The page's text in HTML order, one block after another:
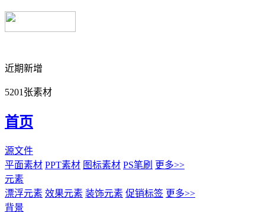
近期新增
5201张素材
首页
源文件
平面素材 PPT素材 图标素材 PS笔刷 更多>>
元素
漂浮元素 效果元素 装饰元素 促销标签 更多>>
背景